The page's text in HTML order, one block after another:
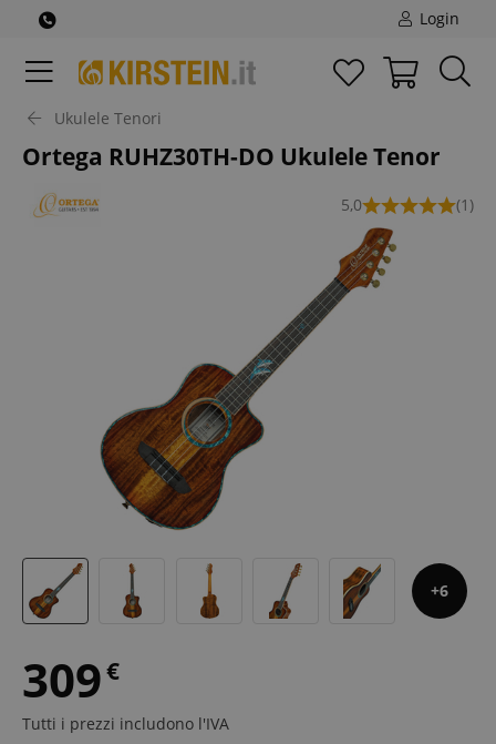
Login
Ukulele Tenori
Ortega RUHZ30TH-DO Ukulele Tenor
5,0 (1)
6
309€
Tutti i prezzi includono l'IVA